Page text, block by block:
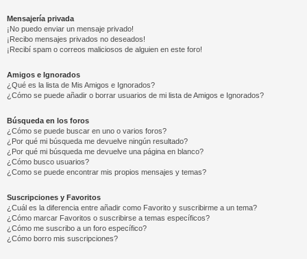
Mensajería privada
¡No puedo enviar un mensaje privado!
¡Recibo mensajes privados no deseados!
¡Recibí spam o correos maliciosos de alguien en este foro!
Amigos e Ignorados
¿Qué es la lista de Mis Amigos e Ignorados?
¿Cómo se puede añadir o borrar usuarios de mi lista de Amigos e Ignorados?
Búsqueda en los foros
¿Cómo se puede buscar en uno o varios foros?
¿Por qué mi búsqueda me devuelve ningún resultado?
¿Por qué mi búsqueda me devuelve una página en blanco?
¿Cómo busco usuarios?
¿Como se puede encontrar mis propios mensajes y temas?
Suscripciones y Favoritos
¿Cuál es la diferencia entre añadir como Favorito y suscribirme a un tema?
¿Cómo marcar Favoritos o suscribirse a temas específicos?
¿Cómo me suscribo a un foro específico?
¿Cómo borro mis suscripciones?